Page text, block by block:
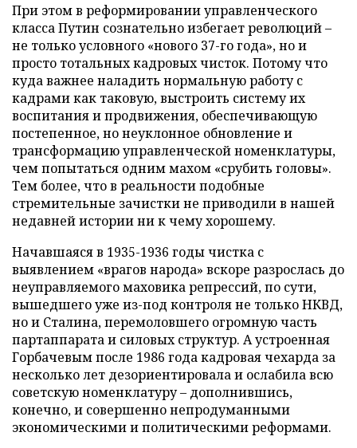
При этом в реформировании управленческого
класса Путин сознательно избегает революций –
не только условного «нового 37-го года», но и
просто тотальных кадровых чисток. Потому что
куда важнее наладить нормальную работу с
кадрами как таковую, выстроить систему их
воспитания и продвижения, обеспечивающую
постепенное, но неуклонное обновление и
трансформацию управленческой номенклатуры,
чем попытаться одним махом «срубить головы».
Тем более, что в реальности подобные
стремительные зачистки не приводили в нашей
недавней истории ни к чему хорошему.
Начавшаяся в 1935-1936 годы чистка с
выявлением «врагов народа» вскоре разрослась до
неуправляемого маховика репрессий, по сути,
вышедшего уже из-под контроля не только НКВД,
но и Сталина, перемоловшего огромную часть
партаппарата и силовых структур. А устроенная
Горбачевым после 1986 года кадровая чехарда за
несколько лет дезориентировала и ослабила всю
советскую номенклатуру – дополнившись,
конечно, и совершенно непродуманными
экономическими и политическими реформами.